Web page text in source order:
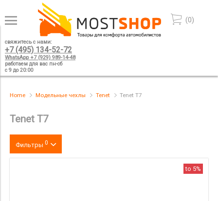
(0)
свяжитесь с нами:
+7 (495) 134-52-72
WhatsApp +7 (929) 989-14-48
работаем для вас пн-сб
с 9 до 20:00
Home Модельные чехлы Tenet Tenet T7
Tenet T7
Фильтры 0
to 5%